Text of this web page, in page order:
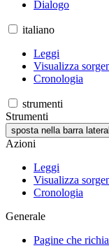
Dialogo
italiano
Leggi
Visualizza
Cronologia
strumenti
Strumenti
sposta nella barra
Azioni
Leggi
Visualizza
Cronologia
Generale
Pagine che